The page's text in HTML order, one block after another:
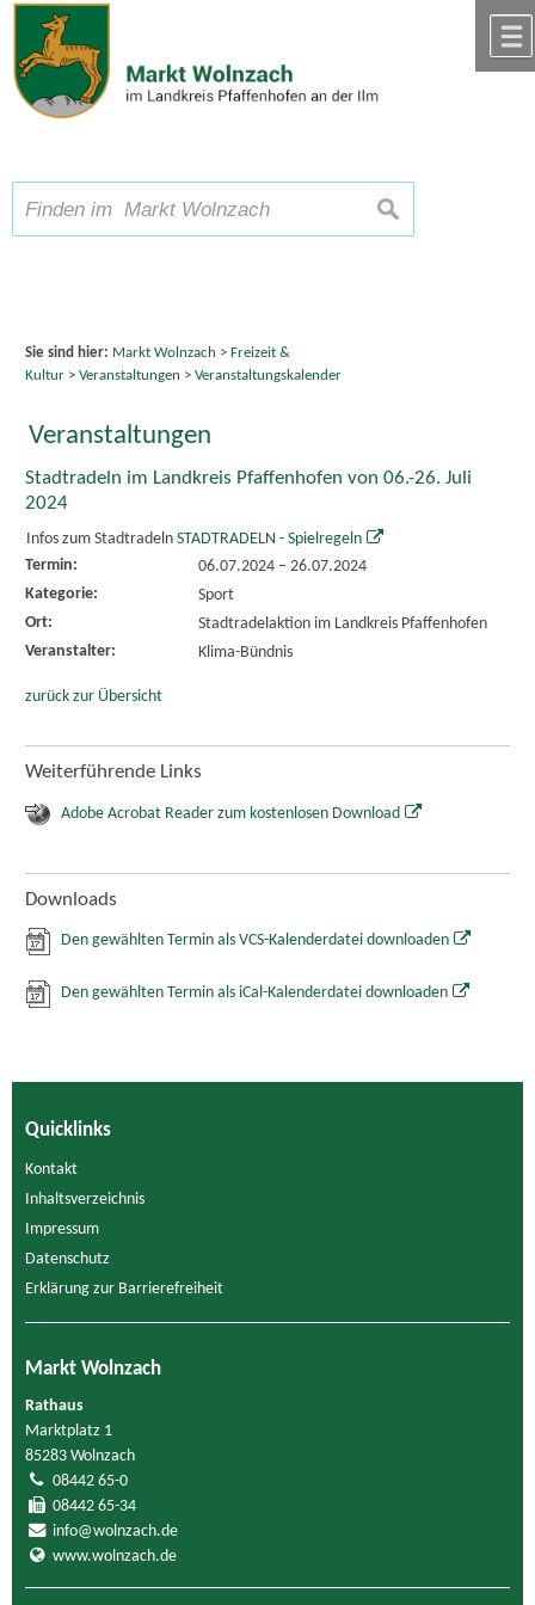
Zum Inhalt,zur Navigation
Schriftgröße A A A suchen
Sie sind hier: Markt Wolnzach > Freizeit &
Kultur> Veranstaltungen > Veranstaltungskalender
Veranstaltungen
Stadtradeln im Landkreis Pfaffenhofen von 06.-26. Juli
2024
Infos zum Stadtradeln STADTRADELN - Spielregeln
Termin:
06.07.2024– 26.07.2024
Kategorie:
Sport
Ort:
Stadtradelaktion im Landkreis Pfaffenhofen
Veranstalter:
Klima-Bündnis
zurück zur Übersicht
Weiterführende Links
Adobe Acrobat Reader zum kostenlosen Download
Downloads
Den gewählten Termin als VCS-Kalenderdatei downloaden
Den gewählten Termin als iCal-Kalenderdatei downloaden
Quicklinks
Kontakt
Inhaltsverzeichnis
Impressum
Datenschutz
Erklärung zur Barrierefreiheit
Markt Wolnzach
Rathaus
Marktplatz 1
85283 Wolnzach
08442 65-0
08442 65-34
info@wolnzach.de
www.wolnzach.de